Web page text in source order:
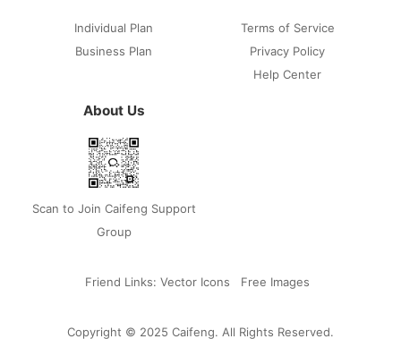
Individual Plan
Business Plan
Terms of Service
Privacy Policy
Help Center
About Us
Scan to Join Caifeng Support
Group
Friend Links: Vector Icons Free Images
Copyright © 2025 Caifeng. All Rights Reserved.